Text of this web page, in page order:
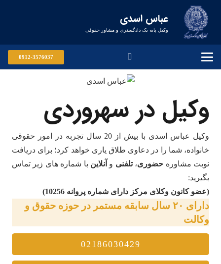
عباس اسدی
وکیل پایه یک دادگستری و مشاور حقوقی
0912-3576037
وکیل در سهروردی
وکیل عباس اسدی با بیش از 20 سال تجربه در امور حقوقی
خانواده، شما را در دعاوی طلاق یاری خواهد کرد؛ برای دریافت
نوبت مشاوره حضوری، تلفنی و آنلاین با شماره های زیر تماس
بگیرید:
(عضو کانون وکلای مرکز دارای شماره پروانه 10256)
دارای ۲۰ سال سابقه مستمر در حوزه حقوق و
وکالت
02186030429